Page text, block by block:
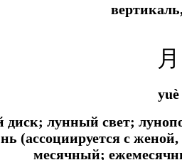
月
yuè
диск; лунный свет;
(ассоциируется с
месячный;